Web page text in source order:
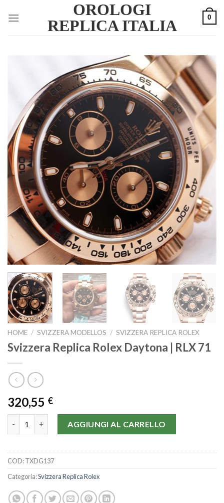
OROLOGI
REPLICA ITALIA
0
HOME / SVIZZERA MODELLOS / SVIZZERA REPLICA ROLEX
Svizzera Replica Rolex Daytona | RLX 71
320,55 €
AGGIUNGI AL CARRELLO
COD:TXDG137
Categoria:Svizzera Replica Rolex